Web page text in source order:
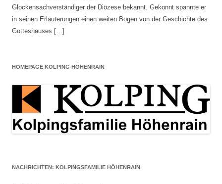
Glockensachverständiger der Diözese bekannt. Gekonnt spannte er
in seinen Erläuterungen einen weiten Bogen von der Geschichte des
Gotteshauses […]
HOMEPAGE KOLPING HÖHENRAIN
NACHRICHTEN: KOLPINGSFAMILIE HÖHENRAIN